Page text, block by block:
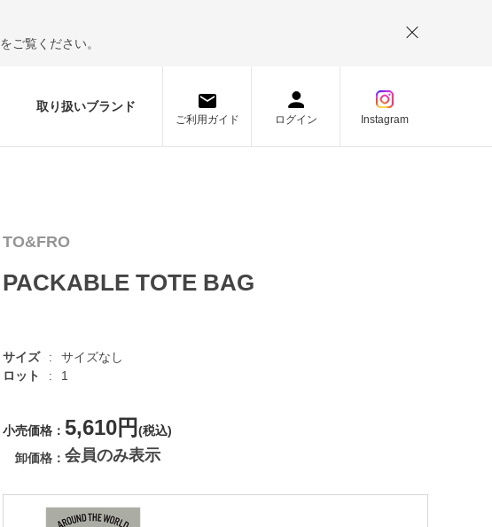
をご覧ください。
取り扱いブランド
ご利用ガイド ログイン Instagram
TO&FRO
PACKABLE TOTE BAG
サイズ
サイズなし
ロット
1
小売価格 5,610円 (税込)
卸価格
会員のみ表示